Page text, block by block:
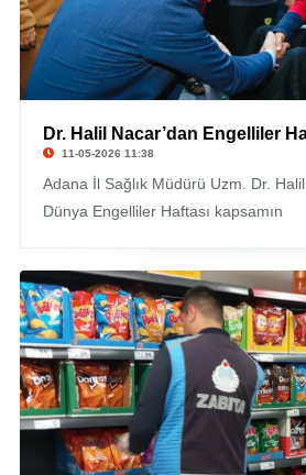
Dr. Halil Nacar’dan Engelliler
11-05-2026 11:38
Adana İl Sağlık Müdürü Uzm. Dr.
Dünya Engelliler Haftası kapsamın